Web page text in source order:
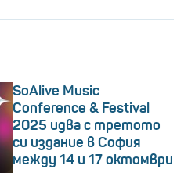
SoAlive Music
Conference & Festival
2025 идва с третото
си издание в София
между 14 и 17 октомври